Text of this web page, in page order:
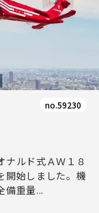
no.59230
ナルド式ＡＷ１８
開始しました。機
備重量...